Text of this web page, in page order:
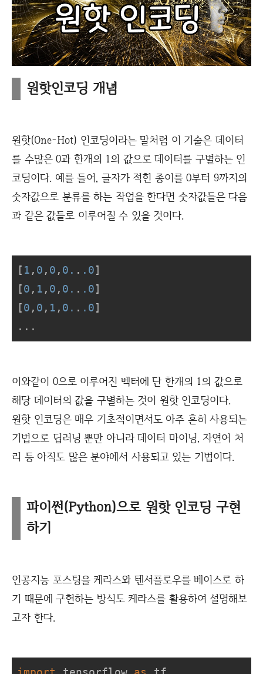
원핫인코딩 개념
원핫(One-Hot) 인코딩이라는 말처럼 이 기술은 데이터
를 수많은 0과 한개의 1의 값으로 데이터를 구별하는 인
코딩이다. 예를 들어, 글자가 적힌 종이를 0부터 9까지의
숫자값으로 분류를 하는 작업을 한다면 숫자값들은 다음
과 같은 값들로 이루어질 수 있을 것이다.
[ 1 , 0 , 0 , 0. . .0]
[0 , 1 , 0 , 0. . .0]
[0 , 0 , 1 , 0. . .0]
...
이와같이 0으로 이루어진 벡터에 단 한개의 1의 값으로
해당 데이터의 값을 구별하는 것이 원핫 인코딩이다.
원핫 인코딩은 매우 기초적이면서도 아주 흔히 사용되는
기법으로 딥러닝 뿐만 아니라 데이터 마이닝, 자연어 처
리 등 아직도 많은 분야에서 사용되고 있는 기법이다.
파이썬(Python)으로 원핫 인코딩 구현
하기
인공지능 포스팅을 케라스와 텐서플로우를 베이스로 하
기 때문에 구현하는 방식도 케라스를 활용하여 설명해보
고자 한다.